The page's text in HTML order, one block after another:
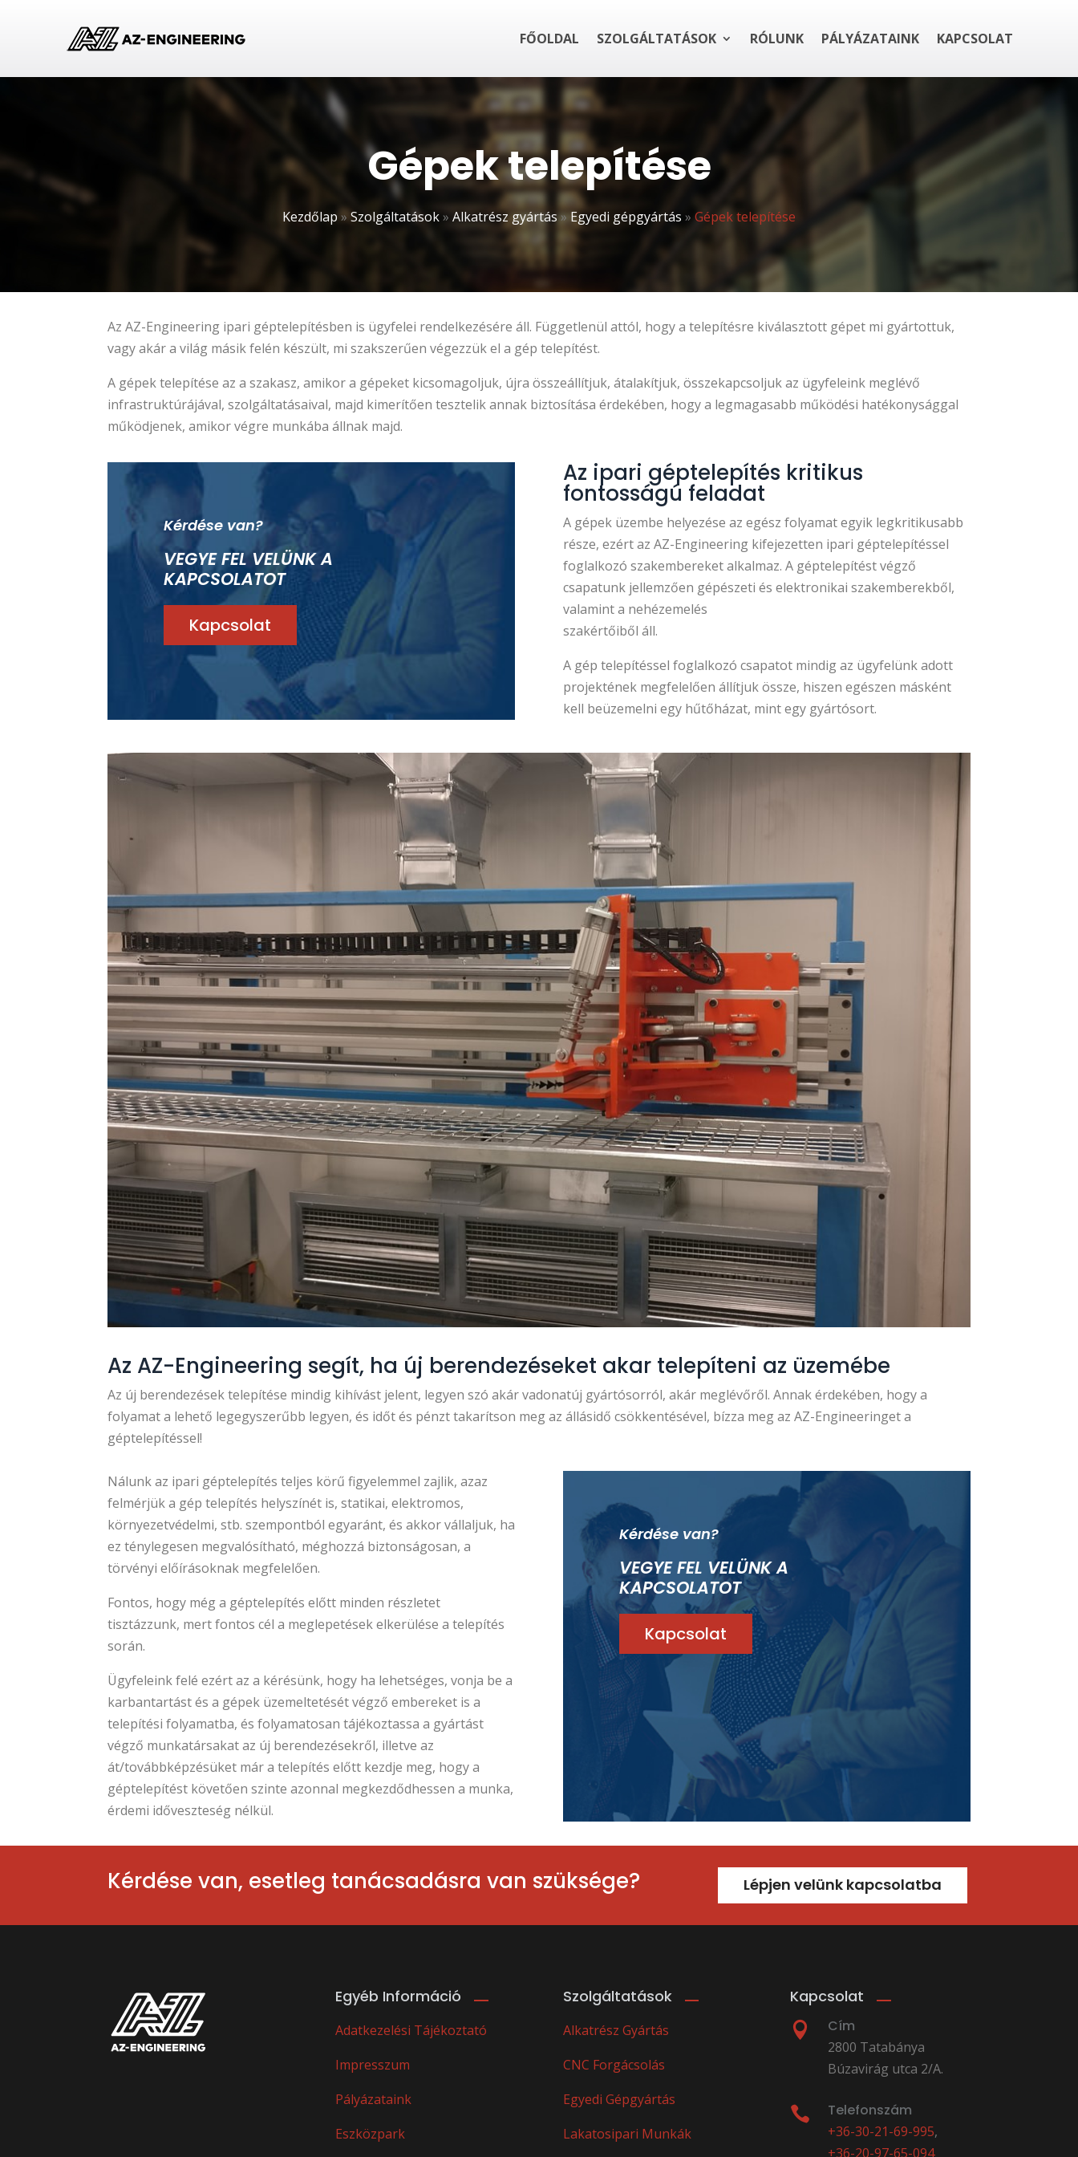
FŐOLDAL SZOLGÁLTATÁSOK RÓLUNK PÁLYÁZATAINK KAPCSOLAT
Gépek telepítése
Kezdőlap »Szolgáltatások» Alkatrész gyártás» Egyedi gépgyártás » Gépek telepítése
Az AZ-Engineering ipari géptelepítésben is ügyfelei rendelkezésére áll. Függetlenül attól, hogy a telepítésre kiválasztott gépet mi gyártottuk,
vagy akár a világ másik felén készült, mi szakszerűen végezzük el a gép telepítést.
A gépek telepítése az a szakasz, amikor a gépeket kicsomagoljuk, újra összeállítjuk, átalakítjuk, összekapcsoljuk az ügyfeleink meglévő
infrastruktúrájával, szolgáltatásaival, majd kimerítően tesztelik annak biztosítása érdekében, hogy a legmagasabb működési hatékonysággal
működjenek, amikor végre munkába állnak majd.
Kérdése van?
VEGYE FEL VELÜNK A
KAPCSOLATOT
Kapcsolat
Az ipari géptelepítés kritikus
fontosságú feladat
A gépek üzembe helyezése az egész folyamat egyik legkritikusabb
része, ezért az AZ-Engineering kifejezetten ipari géptelepítéssel
foglalkozó szakembereket alkalmaz. A géptelepítést végző
csapatunk jellemzően gépészeti és elektronikai szakemberekből,
valamint a nehézemelés
szakértőiből áll.
A gép telepítéssel foglalkozó csapatot mindig az ügyfelünk adott
projektének megfelelően állítjuk össze, hiszen egészen másként
kell beüzemelni egy hűtőházat, mint egy gyártósort.
Az AZ-Engineering segít, ha új berendezéseket akar telepíteni az üzemébe
Az új berendezések telepítése mindig kihívást jelent, legyen szó akár vadonatúj gyártósorról, akár meglévőről. Annak érdekében, hogy a
folyamat a lehető legegyszerűbb legyen, és időt és pénzt takarítson meg az állásidő csökkentésével, bízza meg az AZ-Engineeringet a
géptelepítéssel!
Nálunk az ipari géptelepítés teljes körű figyelemmel zajlik, azaz
felmérjük a gép telepítés helyszínét is, statikai, elektromos,
környezetvédelmi, stb. szempontból egyaránt, és akkor vállaljuk, ha
ez ténylegesen megvalósítható, méghozzá biztonságosan, a
törvényi előírásoknak megfelelően.
Fontos, hogy még a géptelepítés előtt minden részletet
tisztázzunk, mert fontos cél a meglepetések elkerülése a telepítés
során.
Ügyfeleink felé ezért az a kérésünk, hogy ha lehetséges, vonja be a
karbantartást és a gépek üzemeltetését végző embereket is a
telepítési folyamatba, és folyamatosan tájékoztassa a gyártást
végző munkatársakat az új berendezésekről, illetve az
át/továbbképzésüket már a telepítés előtt kezdje meg, hogy a
géptelepítést követően szinte azonnal megkezdődhessen a munka,
érdemi időveszteség nélkül.
Kérdése van?
VEGYE FEL VELÜNK A
KAPCSOLATOT
Kapcsolat
Kérdése van, esetleg tanácsadásra van szüksége? Lépjen velünk kapcsolatba
Egyéb Információ
Adatkezelési Tájékoztató
Impresszum
Pályázataink
Eszközpark
Szolgáltatások
Alkatrész Gyártás
CNC Forgácsolás
Egyedi Gépgyártás
Lakatosipari Munkák
Kapcsolat

Cím
2800 Tatabánya
Búzavirág utca 2/A.
 Telefonszám
+36-30-21-69-995,
+36-20-97-65-094